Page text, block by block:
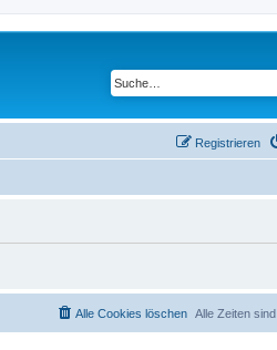
Registrieren
Alle Zeiten sind
Alle Cookies löschen